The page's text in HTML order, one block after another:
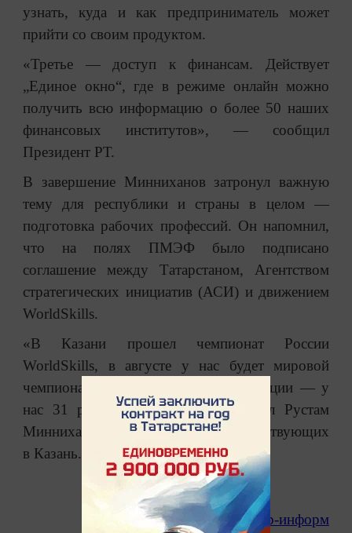
узнать, куда и как предприниматель может
прийти со своим продуктом.
«Третье — доступ к финансам. Действует
„Единое окно“, где в режиме онлайн можно
получить всю информацию о более 50 наших
финансовых институтов», — сообщил
Президент РТ.
В завершение Минниханов затронул важную
тему для республики и страны в целом —
подготовка рабочих профессий. Он напомнил,
что на полях ПМЭФ было подписано
соглашение между Татарстаном, Агентством
стратегических инициатив (АСИ) и движением
WorldSkills.
«В Казани прошел чемпионат России
WorldSkills, в августе у нас будет мировой
чемпионат. Здесь мы на первой позиции — у
нас 31 ресурсный центр», — сказал Рустам
Минниханов и пригласил всех присутствующих
в Казань.
Источник:Татар-информ